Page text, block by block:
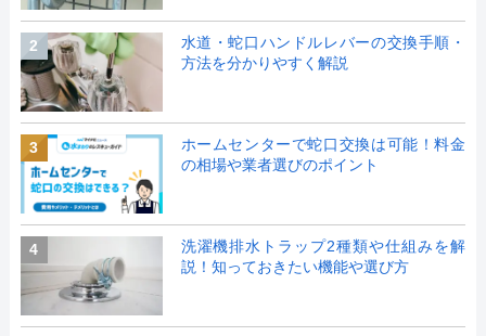
2
水道・蛇口ハンドルレバーの交換手順・
方法を分かりやすく解説
3
ホームセンターで蛇口交換は可能！料金
の相場や業者選びのポイント
4
洗濯機排水トラップ2種類や仕組みを解
説！知っておきたい機能や選び方